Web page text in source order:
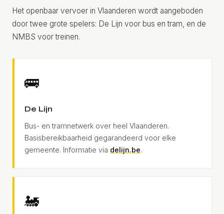
Het openbaar vervoer in Vlaanderen wordt aangeboden
door twee grote spelers: De Lijn voor bus en tram, en de
NMBS voor treinen.
🚌
De Lijn
Bus- en tramnetwerk over heel Vlaanderen.
Basisbereikbaarheid gegarandeerd voor elke
gemeente. Informatie via delijn.be.
🚂